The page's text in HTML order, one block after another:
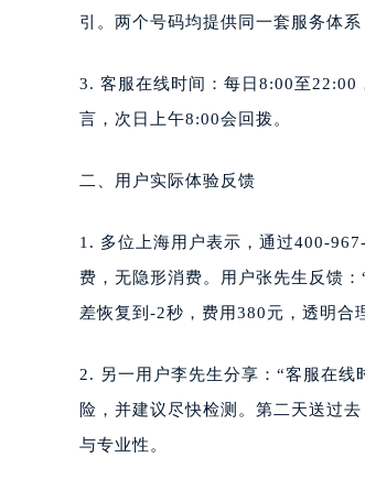
引。两个号码均提供同一套服务体系
3. 客服在线时间：每日8:00至22:00
言，次日上午8:00会回拨。
二、用户实际体验反馈
1. 多位上海用户表示，通过400-
费，无隐形消费。用户张先生反馈
差恢复到-2秒，费用380元，透明合
2. 另一用户李先生分享：“客服在
险，并建议尽快检测。第二天送过
与专业性。